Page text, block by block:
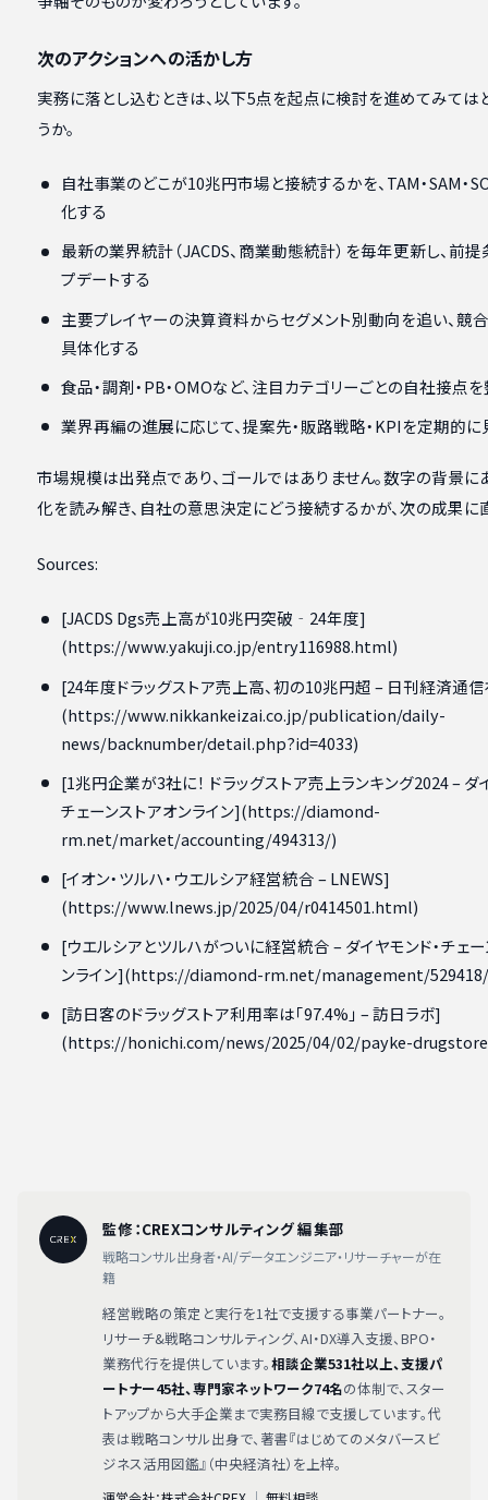
次のアクションへの活かし方
実務に落とし込むときは、以下5点を起点に検討を進めてみては
うか。
自社事業のどこが10兆円市場と接続するかを、TAM・SAM・
化する
最新の業界統計（JACDS、商業動態統計）を毎年更新し、前
プデートする
主要プレイヤーの決算資料からセグメント別動向を追い、競
具体化する
食品・調剤・PB・OMOなど、注目カテゴリーごとの自社接点
業界再編の進展に応じて、提案先・販路戦略・KPIを定期的に
市場規模は出発点であり、ゴールではありません。数字の背景に
化を読み解き、自社の意思決定にどう接続するかが、次の成果に
Sources:
[JACDS Dgs売上高が10兆円突破‐24年度]
(https://www.yakuji.co.jp/entry116988.html)
[24年度ドラッグストア売上高、初の10兆円超 – 日刊経済通
(https://www.nikkankeizai.co.jp/publication/daily-
news/backnumber/detail.php?id=4033)
[1兆円企業が3社に！ ドラッグストア売上ランキング2024 – ダ
チェーンストアオンライン](https://diamond-
rm.net/market/accounting/494313/)
[イオン・ツルハ・ウエルシア経営統合 – LNEWS]
(https://www.lnews.jp/2025/04/r0414501.html)
[ウエルシアとツルハがついに経営統合 – ダイヤモンド・チェ
ンライン](https://diamond-rm.net/management/
[訪日客のドラッグストア利用率は「97.4%」 – 訪日ラボ]
(https://honichi.com/news/2025/04/02/payke-
監修：CREXコンサルティング 編集部
戦略コンサル出身者・AI/データエンジニア・リサーチャーが在
籍
経営戦略の策定と実行を1社で支援する事業パートナー。
リサーチ&戦略コンサルティング、AI・DX導入支援、BPO・
業務代行を提供しています。相談企業531社以上、支援パ
ートナー45社、専門家ネットワーク74名の体制で、スター
トアップから大手企業まで実務目線で支援しています。代
表は戦略コンサル出身で、著書『はじめてのメタバースビ
ジネス活用図鑑』（中央経済社）を上梓。